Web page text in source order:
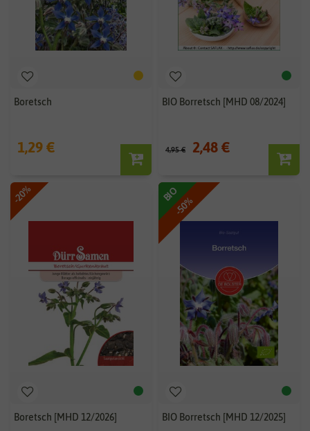
Boretsch
1,29 €
BIO Borretsch [MHD 08/2024]
4,95 € 2,48 €
-20%
Boretsch [MHD 12/2026]
-50%
BIO
BIO Borretsch [MHD 12/2025]